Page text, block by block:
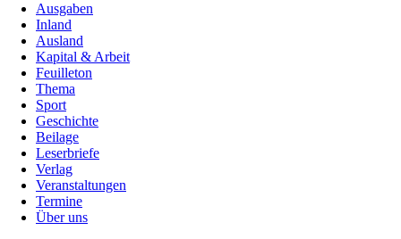
Ausgaben
Inland
Ausland
Kapital & Arbeit
Feuilleton
Thema
Sport
Geschichte
Beilage
Leserbriefe
Verlag
Veranstaltungen
Termine
Über uns